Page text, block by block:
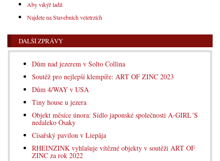
Aby vikýř ladil
Najdete na Stavebních veletrzích
DALŠÍ ZPRÁVY
Dům nad jezerem v Solto Collina
Soutěž pro nejlepší klempíře: ART OF ZINC 2023
Dům 4/WAY v USA
Tiny house u jezera
Objekt měsíce února: Sídlo japonské společnosti A‑GIRL´S
nedaleko Ósaky
Císařský pavilon v Liepãja
RHEINZINK vyhlašuje vítězné objekty v soutěži ART OF
ZINC za rok 2022